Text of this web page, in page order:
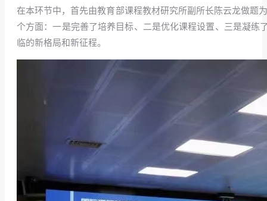
在本环节中，首先由教育部课程教材研究所副所长陈云龙做题
个方面：一是完善了培养目标、二是优化课程设置、三是凝
临的新格局和新征程。